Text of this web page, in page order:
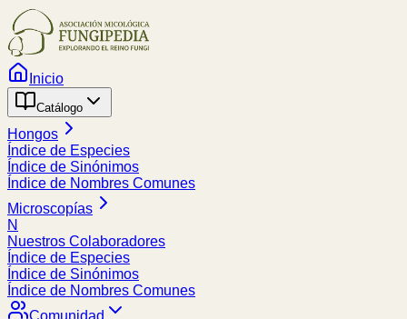
Inicio
Catálogo
Hongos
Índice de Especies
Índice de Sinónimos
Índice de Nombres Comunes
Microscopías
N
Nuestros Colaboradores
Índice de Especies
Índice de Sinónimos
Índice de Nombres Comunes
Comunidad